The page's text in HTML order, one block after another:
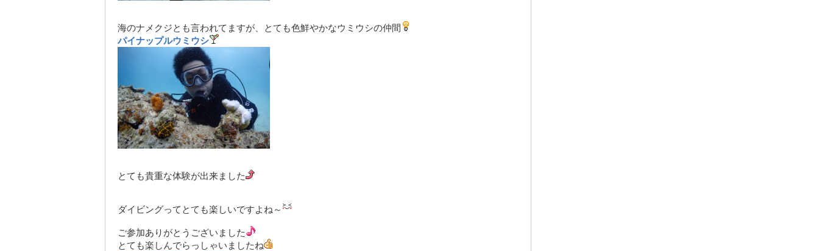
海のナメクジとも言われてますが、とても色鮮やかなウミウシの仲間
パイナップルウミウシ
とても貴重な体験が出来ました
ダイビングってとても楽しいですよね～
ご参加ありがとうございました
とても楽しんでらっしゃいましたね